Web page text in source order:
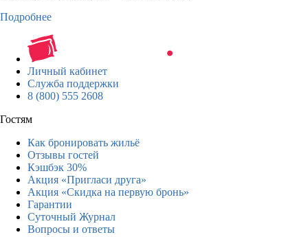
Подробнее
Личный кабинет
Служба поддержки
8 (800) 555 2608
Гостям
Как бронировать жильё
Отзывы гостей
Кэшбэк 30%
Акция «Пригласи друга»
Акция «Скидка на первую бронь»
Гарантии
Суточный Журнал
Вопросы и ответы